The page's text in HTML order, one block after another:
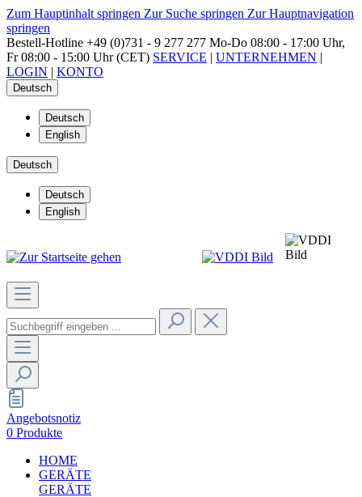
Zum Hauptinhalt springen Zur Suche springen Zur Hauptnavigation
springen
Bestell-Hotline +49 (0)731 - 9 277 277 Mo-Do 08:00 - 17:00 Uhr,
Fr 08:00 - 15:00 Uhr (CET) SERVICE | UNTERNEHMEN |
LOGIN | KONTO
Deutsch
Deutsch
English
Deutsch
Deutsch
English
Angebotsnotiz
0 Produkte
HOME
GERÄTE
GERÄTE